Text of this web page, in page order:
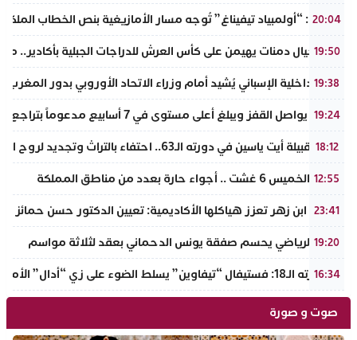
20:04
تفراوت: “أولمبياد تيفيناغ” تُوجه مسار الأمازيغية بنص الخطاب الملكي
19:50
نادي أجيال دمنات يهيمن على كأس العرش للدراجات الجبلية بأكادير..
19:38
وزير الداخلية الإسباني يُشيد أمام وزراء الاتحاد الأوروبي بدور
19:24
الذهب يواصل القفز ويبلغ أعلى مستوى في 7 أسابيع مدعوماً بتراجع الدولار وانخفاض عوائد السندات
18:12
ملتقى قبيلة أيت ياسين في دورته الـ63.. احتفاء بالتراث وتجديد لروح الانتماء الوطني
12:55
طقس الخميس 6 غشت .. أجواء حارة بعدد من مناطق المملكة
23:41
جامعة ابن زهر تعزز هياكلها الأكاديمية: تعيين الدكتور حسن حمائز
19:20
الرجاء الرياضي يحسم صفقة يونس الدحماني بعقد لثلاثة مواسم
16:34
في دورته الـ18: فستيفال “تيفاوين” يسلط الضوء على زي “أدال” الأمازيغي ويكرم رائدات التطريز والتصميم بالـأطلس الصغير
صوت و صورة